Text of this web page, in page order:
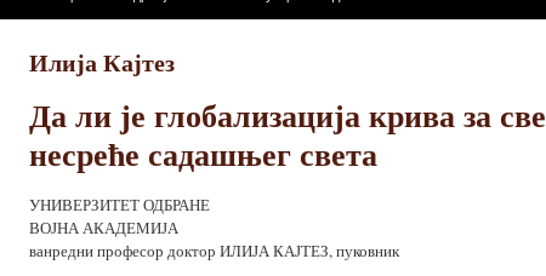
Илија Кајтез
Да ли је глобализација крива за све
несреће садашњег света
УНИВЕРЗИТЕТ ОДБРАНЕ
ВОЈНА АКАДЕМИЈА
ванредни професор доктор ИЛИЈА КАЈТЕЗ, пуковник